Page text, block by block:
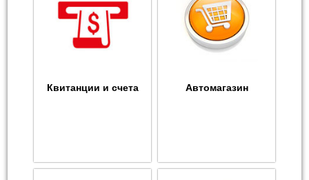
Квитанции и счета Автомагазин